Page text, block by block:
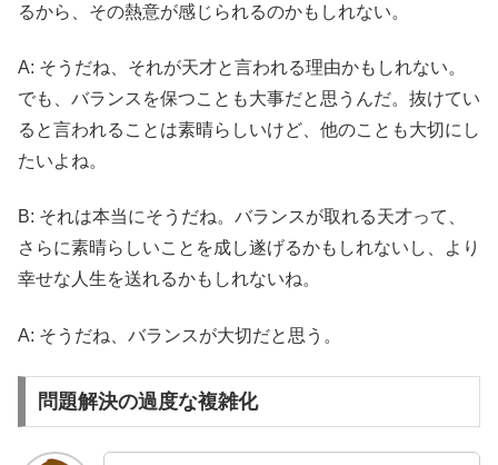
るから、その熱意が感じられるのかもしれない。
A: そうだね、それが天才と言われる理由かもしれない。
でも、バランスを保つことも大事だと思うんだ。抜けてい
ると言われることは素晴らしいけど、他のことも大切にし
たいよね。
B: それは本当にそうだね。バランスが取れる天才って、
さらに素晴らしいことを成し遂げるかもしれないし、より
幸せな人生を送れるかもしれないね。
A: そうだね、バランスが大切だと思う。
問題解決の過度な複雑化